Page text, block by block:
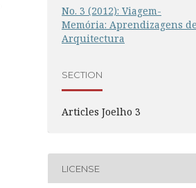
No. 3 (2012): Viagem-
Memória: Aprendizagens
Arquitectura
SECTION
Articles Joelho 3
LICENSE